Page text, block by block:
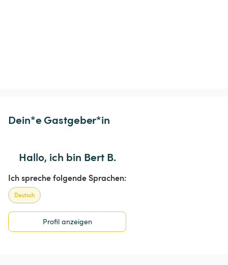
Dein*e Gastgeber*in
Hallo, ich bin Bert B.
Ich spreche folgende Sprachen:
Deutsch
Profil anzeigen